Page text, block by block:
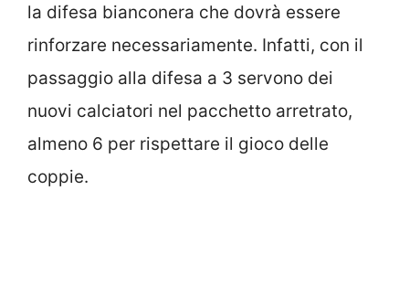
la difesa bianconera che dovrà essere
rinforzare necessariamente. Infatti, con il
passaggio alla difesa a 3 servono dei
nuovi calciatori nel pacchetto arretrato,
almeno 6 per rispettare il gioco delle
coppie.